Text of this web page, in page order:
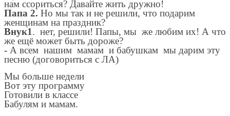
нам ссориться? Давайте жить дружно!
Папа 2. Но мы так и не решили, что подарим
женщинам на праздник?
Внук1. нет, решили! Папы, мы же любим их! А что
же ещё может быть дороже?
- А всем нашим мамам и бабушкам мы дарим эту
песню (договориться с ЛА)
Мы больше недели
Вот эту программу
Готовили в классе
Бабулям и мамам.